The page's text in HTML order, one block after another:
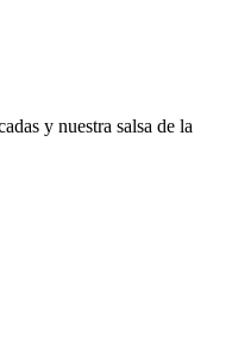
y nuestra salsa de la